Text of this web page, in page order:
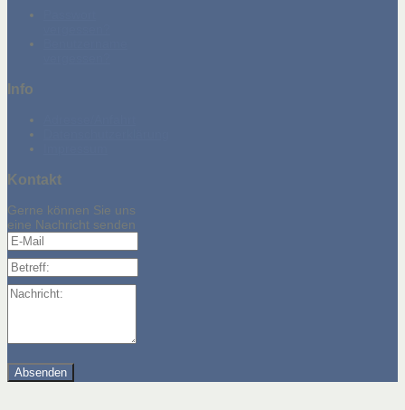
Info
Kontakt
Gerne können Sie uns
eine Nachricht senden
E-Mail
Betreff:
Nachricht: